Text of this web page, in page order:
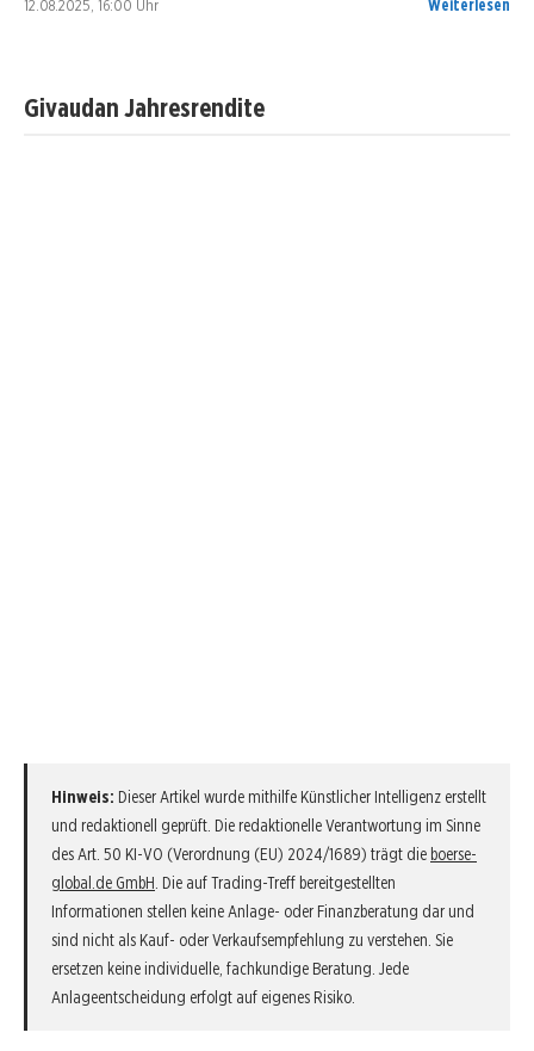
12.08.2025, 16:00 Uhr Weiterlesen
Givaudan Jahresrendite
Hinweis: Dieser Artikel wurde mithilfe Künstlicher Intelligenz erstellt
und redaktionell geprüft. Die redaktionelle Verantwortung im Sinne
des Art. 50 KI-VO (Verordnung (EU) 2024/1689) trägt die boerse-
global.de GmbH . Die auf Trading-Treff bereitgestellten
Informationen stellen keine Anlage- oder Finanzberatung dar und
sind nicht als Kauf- oder Verkaufsempfehlung zu verstehen. Sie
ersetzen keine individuelle, fachkundige Beratung. Jede
Anlageentscheidung erfolgt auf eigenes Risiko.